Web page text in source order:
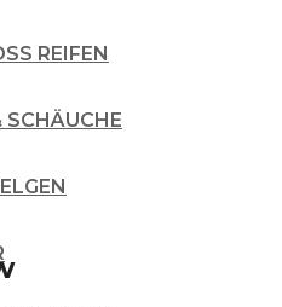
REIFEN
SCHÄUCHE